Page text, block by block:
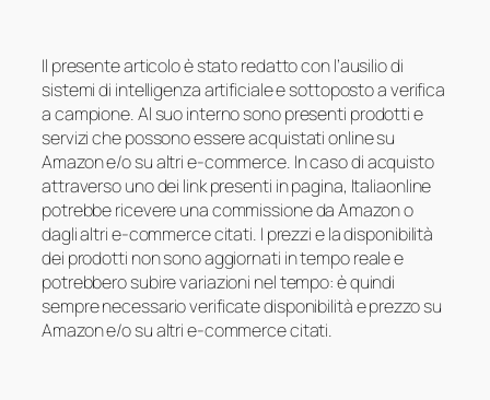
Il presente articolo è stato redatto con l’ausilio di
sistemi di intelligenza artificiale e sottoposto a verifica
a campione. Al suo interno sono presenti prodotti e
servizi che possono essere acquistati online su
Amazon e/o su altri e-commerce. In caso di acquisto
attraverso uno dei link presenti in pagina, Italiaonline
potrebbe ricevere una commissione da Amazon o
dagli altri e-commerce citati. I prezzi e la disponibilità
dei prodotti non sono aggiornati in tempo reale e
potrebbero subire variazioni nel tempo: è quindi
sempre necessario verificate disponibilità e prezzo su
Amazon e/o su altri e-commerce citati.